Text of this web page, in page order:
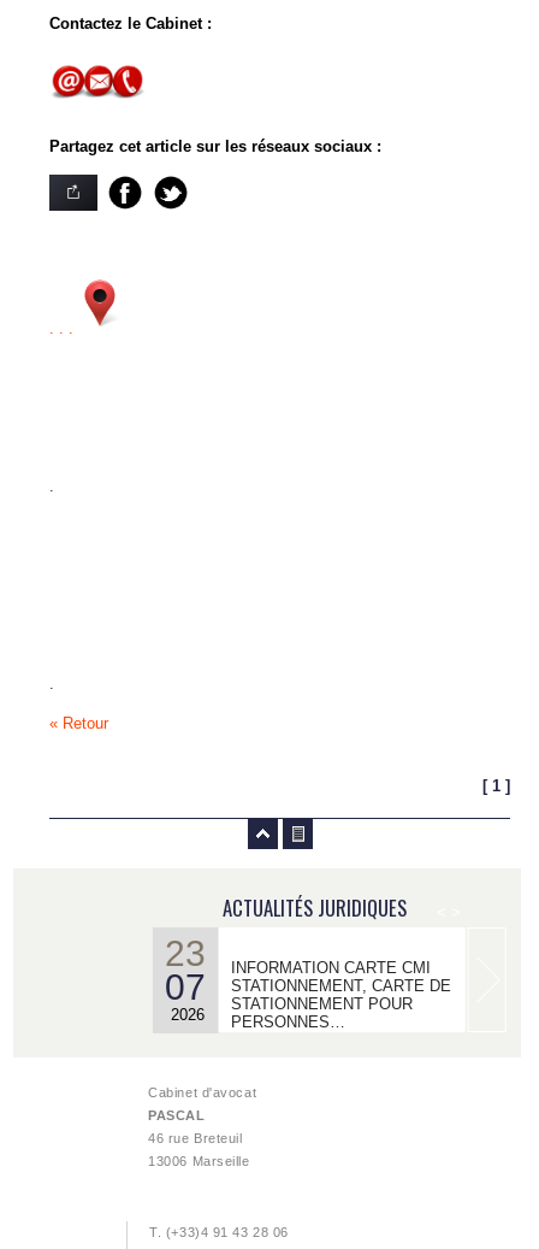
Contactez le Cabinet :
Partagez cet article sur les réseaux sociaux :
« Retour
[ 1 ]
ACTUALITÉS JURIDIQUES
23
07
2026
INFORMATION CARTE CMI
STATIONNEMENT, CARTE DE
STATIONNEMENT POUR
PERSONNES…
06
2026
MAJORATION POUR LA VIE
2026
LE RECOURS DALO
Cabinet d'avocat
PASCAL
46 rue Breteuil
13006 Marseille
T. (+33)4 91 43 28 06